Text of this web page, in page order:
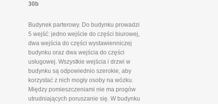
30b
Budynek parterowy. Do budynku prowadzi
5 wejść: jedno wejście do części biurowej,
dwa wejścia do części wystawienniczej
budynku oraz dwa wejścia do części
usługowej. Wszystkie wejścia i drzwi w
budynku są odpowiednio szerokie, aby
korzystać z nich mogły osoby na wózku.
Między pomieszczeniami nie ma progów
utrudniających poruszanie się. W budynku